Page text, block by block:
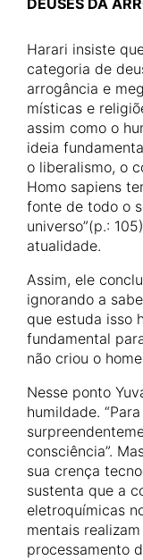
DEUSES DA
Harari insiste
categoria de
arrogância e
místicas e
assim como o
ideia
o liberalismo, o
Homo sapiens
fonte de todo o
universo”(p.:
atualidade.
Assim, ele
ignorando a
que estuda isso
fundamental
não criou o
Nesse ponto
humildade.
consciência”.
sua crença
sustenta que a
eletroquímicas
mentais
processamento